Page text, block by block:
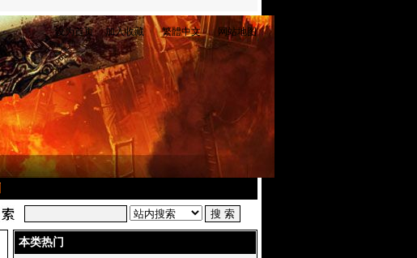
设为首页 加入收藏 繁體中文 网站地图
本类热门